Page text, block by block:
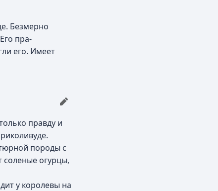
Безмерно
пра-
его. Имеет
правду и
породы с
соленые огурцы,
у королевы на